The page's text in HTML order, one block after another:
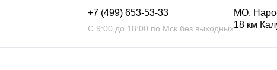
+7 (499) 653-53-33
С 9:00 до 18:00 по Мск без выходных
МО,
18 км